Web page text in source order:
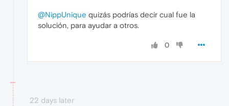
@NippUnique quizás podrías decir cual fue la
solución, para ayudar a otros.
0
22 days later